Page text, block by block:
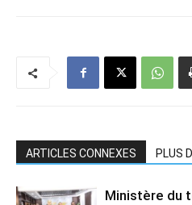
ARTICLES CONNEXES PLUS
Ministère du